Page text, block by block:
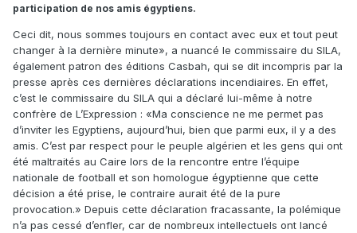
participation de nos amis égyptiens.
Ceci dit, nous sommes toujours en contact avec eux et tout peut
changer à la dernière minute», a nuancé le commissaire du SILA,
également patron des éditions Casbah, qui se dit incompris par la
presse après ces dernières déclarations incendiaires. En effet,
c’est le commissaire du SILA qui a déclaré lui-même à notre
confrère de L’Expression : «Ma conscience ne me permet pas
d’inviter les Egyptiens, aujourd’hui, bien que parmi eux, il y a des
amis. C’est par respect pour le peuple algérien et les gens qui ont
été maltraités au Caire lors de la rencontre entre l’équipe
nationale de football et son homologue égyptienne que cette
décision a été prise, le contraire aurait été de la pure
provocation.» Depuis cette déclaration fracassante, la polémique
n’a pas cessé d’enfler, car de nombreux intellectuels ont lancé